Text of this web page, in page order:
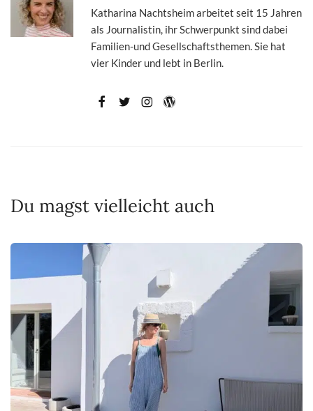
Katharina Nachtsheim arbeitet seit 15 Jahren
als Journalistin, ihr Schwerpunkt sind dabei
Familien-und Gesellschaftsthemen. Sie hat
vier Kinder und lebt in Berlin.
Du magst vielleicht auch